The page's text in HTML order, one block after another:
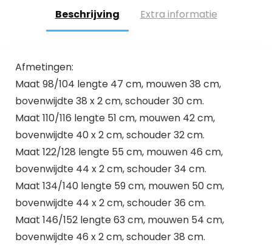
Beschrijving Extra informatie
Afmetingen:
Maat 98/104 lengte 47 cm, mouwen 38 cm,
bovenwijdte 38 x 2 cm, schouder 30 cm.
Maat 110/116 lengte 51 cm, mouwen 42 cm,
bovenwijdte 40 x 2 cm, schouder 32 cm.
Maat 122/128 lengte 55 cm, mouwen 46 cm,
bovenwijdte 44 x 2 cm, schouder 34 cm.
Maat 134/140 lengte 59 cm, mouwen 50 cm,
bovenwijdte 44 x 2 cm, schouder 36 cm.
Maat 146/152 lengte 63 cm, mouwen 54 cm,
bovenwijdte 46 x 2 cm, schouder 38 cm.